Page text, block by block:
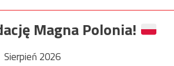
Magna Polonia!
Sierpień 2026